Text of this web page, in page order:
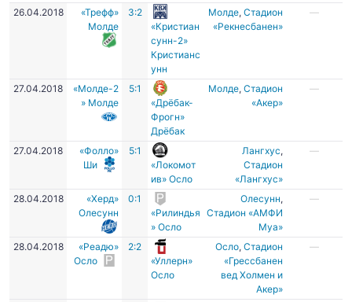
26.04.2018
«Трефф»
Молде
3:2
«Кристиан
сунн-2»
Кристианс
унн
Молде,Стадион
«Рекнесбанен»
—
27.04.2018
«Молде-2
» Молде
5:1
«Дрёбак-
Фрогн»
Дрёбак
Молде,Стадион
«Акер»
—
27.04.2018
«Фолло»
Ши
5:1
«Локомот
ив» Осло
Лангхус,
Стадион
«Лангхус»
—
28.04.2018
«Херд»
Олесунн
0:1
«Рилиндья
» Осло
Олесунн,
Стадион «АМФИ
Муа»
—
28.04.2018
«Реадю»
Осло
2:2
«Уллерн»
Осло
Осло,Стадион
«Грессбанен
вед Холмен и
Акер»
—